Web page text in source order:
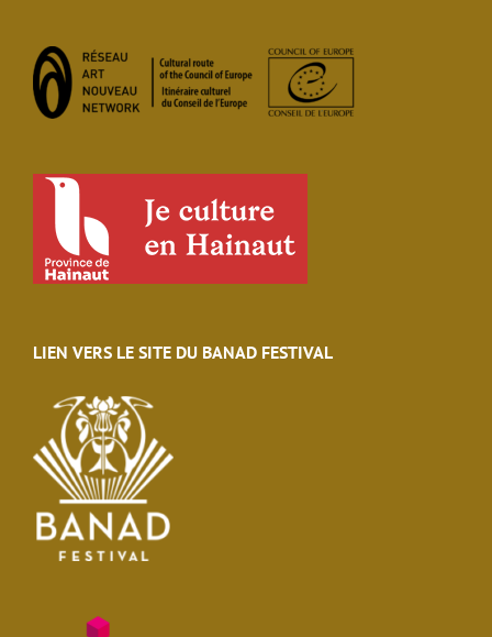
LIEN VERS LE SITE DU BANAD FESTIVAL